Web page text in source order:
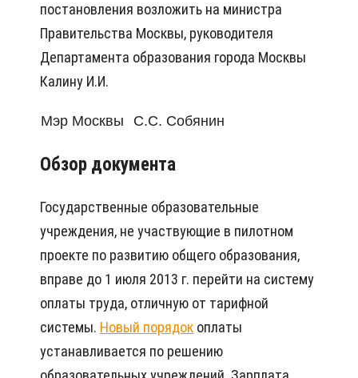
постановления возложить на министра
Правительства Москвы, руководителя
Департамента образования города Москвы
Калину И.И.
Мэр Москвы С.С. Собянин
Обзор документа
Государственные образовательные
учреждения, не участвующие в пилотном
проекте по развитию общего образования,
вправе до 1 июля 2013 г. перейти на систему
оплаты труда, отличную от тарифной
системы. Новый порядок оплаты
устанавливается по решению